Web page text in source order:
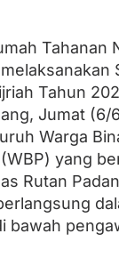
L
k
s
n
a
k
a
n
S
h
a
Tahanan
Tahun
Jumat (6/
Warga
yang
Rutan
bawah